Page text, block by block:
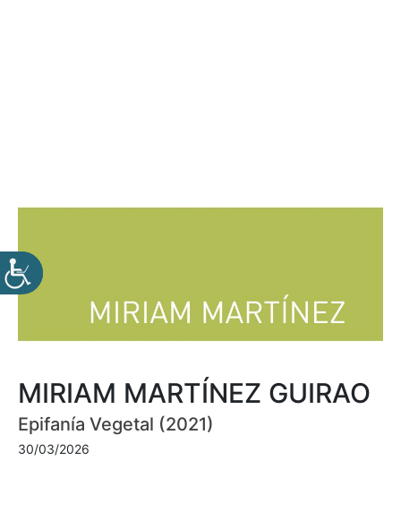
MIRIAM MARTÍNEZ GUIRAO
Epifanía Vegetal (2021)
30/03/2026